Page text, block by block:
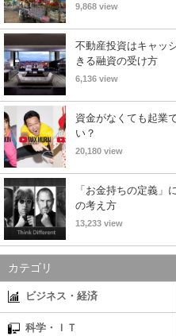
9,868 view
不動産投資はキャッ
きる融資の受け方
6,136 view
資金がなくても起業
い？
20,180 view
「お金持ちの定義」
の考え方
13,233 view
カテゴリ
ビジネス・経済
科学・ＩＴ